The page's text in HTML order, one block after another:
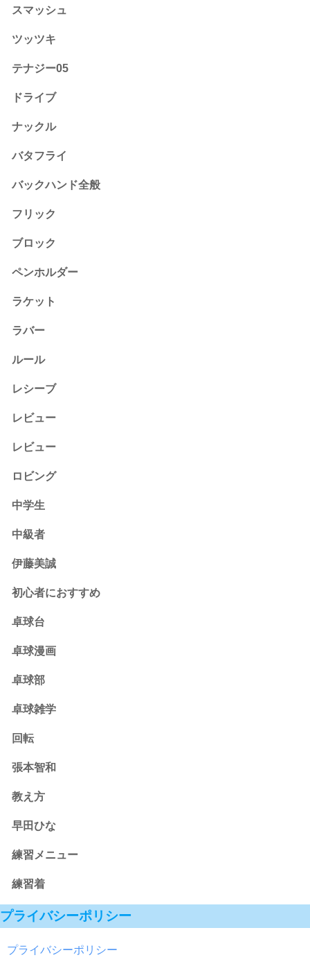
スマッシュ
ツッツキ
テナジー05
ドライブ
ナックル
バタフライ
バックハンド全般
フリック
ブロック
ペンホルダー
ラケット
ラバー
ルール
レシーブ
レビュー
レビュー
ロビング
中学生
中級者
伊藤美誠
初心者におすすめ
卓球台
卓球漫画
卓球部
卓球雑学
回転
張本智和
教え方
早田ひな
練習メニュー
練習着
プライバシーポリシー
プライバシーポリシー